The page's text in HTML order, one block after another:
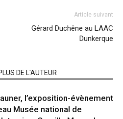
Article suivant
Gérard Duchêne au LAAC
Dunkerque
DE L'AUTEUR
l’exposition-évènement
Musée national de